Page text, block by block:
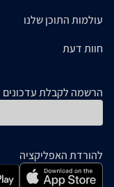
עולמות התוכן שלנו
חוות דעת
הרשמה לקבלת עדכונים
להורדת האפליקציה